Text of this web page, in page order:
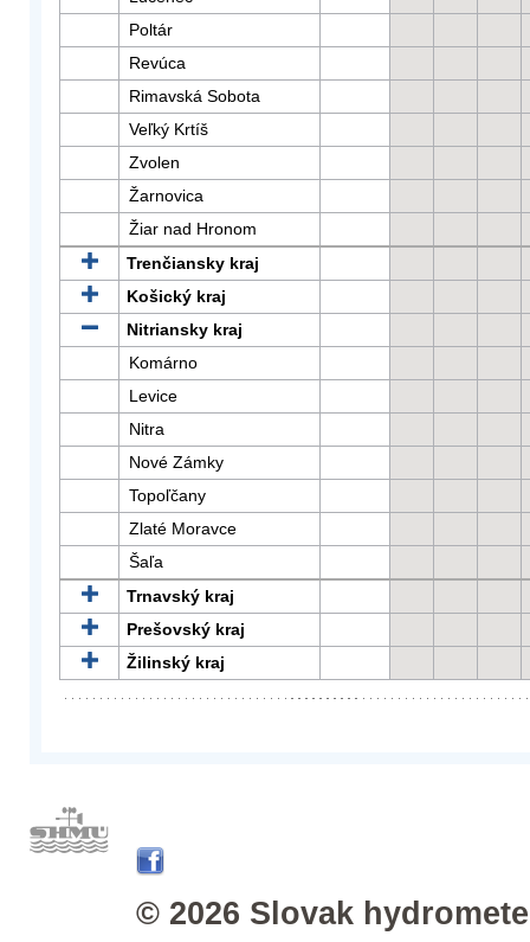
Poltár
Revúca
Rimavská Sobota
Veľký Krtíš
Zvolen
Žarnovica
Žiar nad Hronom
Trenčiansky kraj
Košický kraj
Nitriansky kraj
Komárno
Levice
Nitra
Nové Zámky
Topoľčany
Zlaté Moravce
Šaľa
Trnavský kraj
Prešovský kraj
Žilinský kraj
© 2026 Slovak